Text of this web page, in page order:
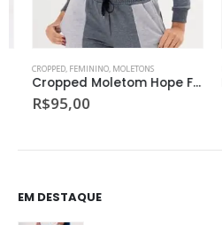
CROPPED,FEMININO,MOLETONS
Cropped Moletom Hope Forever
R$95,00
EM DESTAQUE